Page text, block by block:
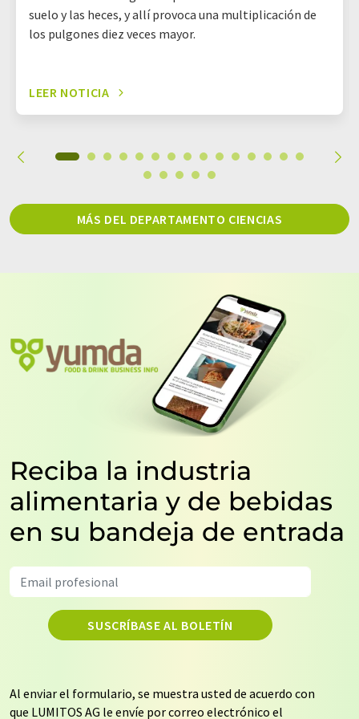
suelo y las heces, y allí provoca una multiplicación de
los pulgones diez veces mayor.
LEER NOTICIA
MÁS DEL DEPARTAMENTO CIENCIAS
Reciba la industria
alimentaria y de bebidas
en su bandeja de entrada
SUSCRÍBASE AL BOLETÍN
Al enviar el formulario, se muestra usted de acuerdo con
que LUMITOS AG le envíe por correo electrónico el